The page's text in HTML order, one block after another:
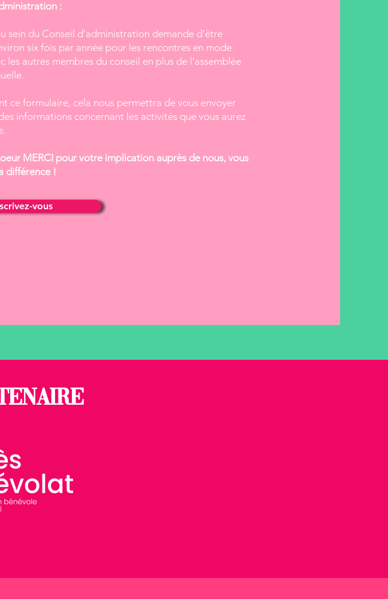
:
sein du Conseil d’administration demande d’être
six fois par année pour les rencontres en mode
les autres membres du conseil en plus de l’assemblée
ce formulaire, cela nous permettra de vous envoyer
informations concernant les activités que vous aurez
MERCI pour votre implication auprès de nous, vous
différence !
vous